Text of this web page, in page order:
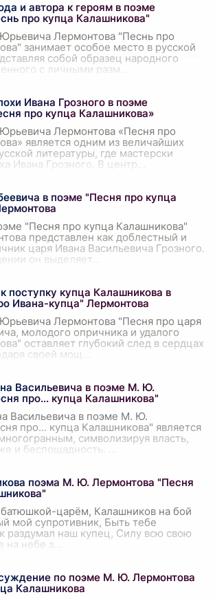
и автора к героям в поэме
про купца Калашникова"
Лермонтова "Песнь про
занимает особое место в русской
собой образец народного
с личными разм
Ивана Грозного в поэме
про купца Калашникова»
Лермонтова «Песня про
является одним из величайших
литературы, где мастерски
Ивана Грозного. В центр
в поэме "Песня про купца
"Песня про купца Калашникова"
представлен как доблестный и
царя Ивана Васильевича Грозного.
он выделяет
поступку купца Калашникова в
Ивана-купца" Лермонтова
Лермонтова "Песня про царя
молодого опричника и удалого
оставляет глубокий след в сердцах
своей мощ
Васильевича в поэме М. Ю.
про... купца Калашникова"
Васильевича в поэме М. Ю.
про... купца Калашникова" является
символизируя власть,
и беспощадность.
поэма М. Ю. Лермонтова "Песня
царём, Калашников на бой
мой супротивник, Быть тебе
раздумал наш купец, Силу всю свою
на небе з
по поэме М. Ю. Лермонтова
Калашникова